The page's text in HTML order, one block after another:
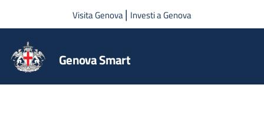
Salta al contenuto principale
Visita Genova| Investi a Genova
Genova Smart